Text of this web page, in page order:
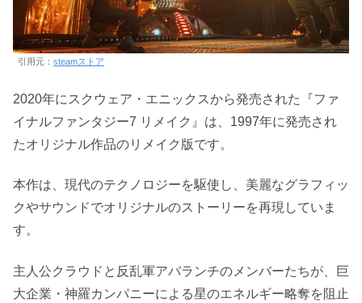
引用元： steamストア
2020年にスクウェア・エニックスから発売された『ファ
イナルファンタジー7 リメイク』は、1997年に発売され
たオリジナル作品のリメイク版です。
本作は、現代のテクノロジーを駆使し、美麗なグラフィッ
クやサウンドでオリジナルのストーリーを再現していま
す。
主人公クラウドと反乱軍アバランチのメンバーたちが、巨
大企業・神羅カンパニーによる星のエネルギー略奪を阻止